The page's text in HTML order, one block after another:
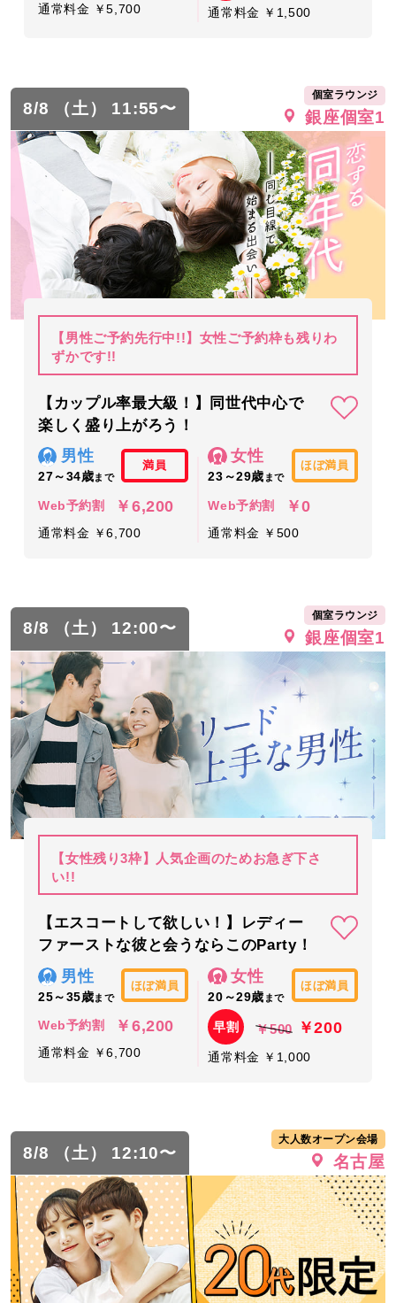
通常料金 ￥5,700 通常料金 ￥1,500
8/8 （土） 11:55〜
個室ラウンジ
銀座個室1
【男性ご予約先行中!!】女性ご予約枠も残りわ
ずかです!!
【カップル率最大級！】同世代中心で
楽しく盛り上がろう！
男性
27～34歳まで
満員
Web予約割 ￥6,200
通常料金 ￥6,700
女性
23～29歳 まで
ほぼ満員
Web予約割 ￥0
通常料金 ￥500
8/8 （土） 12:00〜
個室ラウンジ
銀座個室1
【女性残り3枠】人気企画のためお急ぎ下さ
い!!
【エスコートして欲しい！】レディー
ファーストな彼と会うならこのParty！
男性
25～35歳まで
ほぼ満員
Web予約割 ￥6,200
通常料金 ￥6,700
女性
20～29歳 まで
ほぼ満員
早割 ￥500 ￥200
通常料金 ￥1,000
8/8 （土） 12:10〜
大人数オープン会場
名古屋